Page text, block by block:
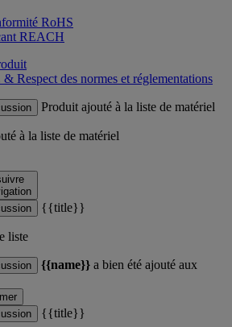
RoHS
REACH
Respect des normes et réglementations
Produit ajouté à la liste de matériel
à la liste de matériel
{{title}}
liste
{{name}} a bien été ajouté aux
{{title}}